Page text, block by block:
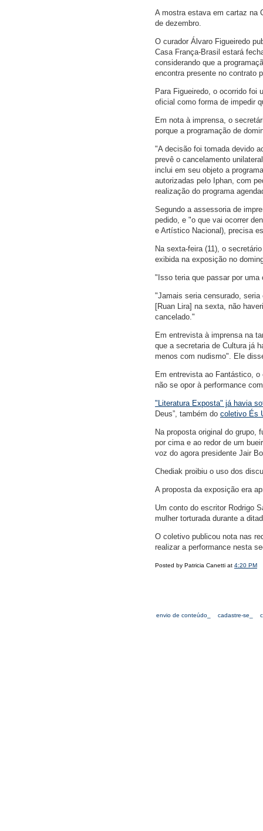
A mostra estava em cartaz na
de dezembro.
O curador Álvaro Figueiredo
Casa França-Brasil estará
considerando que a
encontra presente no contrato
Para Figueiredo, o ocorrido foi
oficial como forma de impedir
Em nota à imprensa, o
porque a programação de
"A decisão foi tomada devido
prevê o cancelamento
inclui em seu objeto a
autorizadas pelo Iphan, com
realização do programa
Segundo a assessoria de
pedido, e "o que vai ocorrer
e Artístico Nacional), precisa
Na sexta-feira (11), o
exibida na exposição no
"Isso teria que passar por
"Jamais seria censurado,
[Ruan Lira] na sexta, não
cancelado."
Em entrevista à imprensa na
que a secretaria de Cultura já
menos com nudismo". Ele
Em entrevista ao Fantástico,
não se opor à performance
"Literatura Exposta" já havia
Deus”, também do coletivo És
Na proposta original do grupo,
por cima e ao redor de um
voz do agora presidente Jair
Chediak proibiu o uso dos
A proposta da exposição era
Um conto do escritor Rodrigo
mulher torturada durante a
O coletivo publicou nota nas
realizar a performance nesta
Posted by Patricia Canetti at 4:20 PM
envio de conteúdo_ cadastre-se_